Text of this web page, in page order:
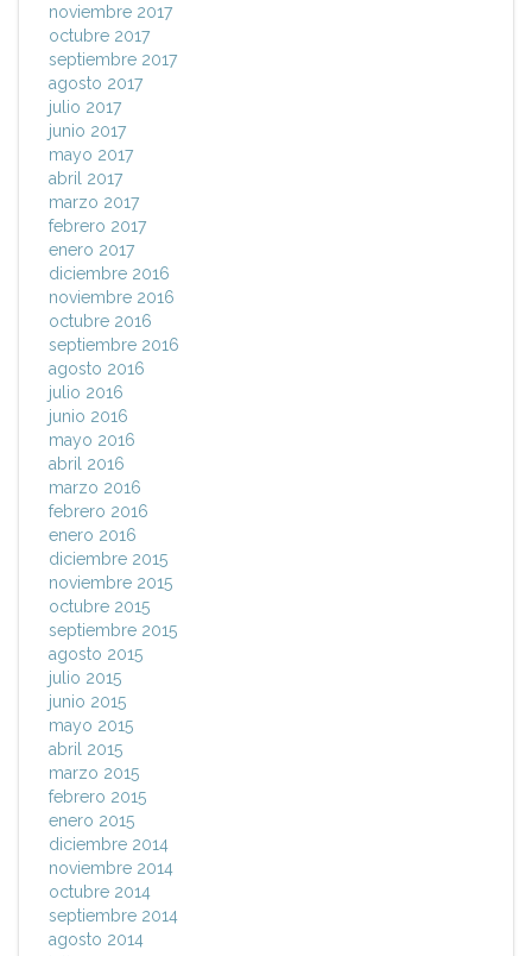
noviembre 2017
octubre 2017
septiembre 2017
agosto 2017
julio 2017
junio 2017
mayo 2017
abril 2017
marzo 2017
febrero 2017
enero 2017
diciembre 2016
noviembre 2016
octubre 2016
septiembre 2016
agosto 2016
julio 2016
junio 2016
mayo 2016
abril 2016
marzo 2016
febrero 2016
enero 2016
diciembre 2015
noviembre 2015
octubre 2015
septiembre 2015
agosto 2015
julio 2015
junio 2015
mayo 2015
abril 2015
marzo 2015
febrero 2015
enero 2015
diciembre 2014
noviembre 2014
octubre 2014
septiembre 2014
agosto 2014